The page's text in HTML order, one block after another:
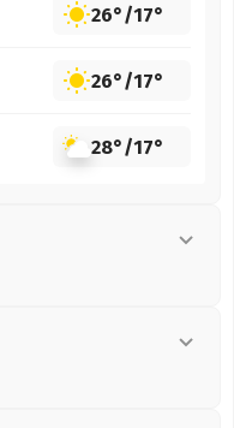
26°/17°
26°/17°
28°/17°